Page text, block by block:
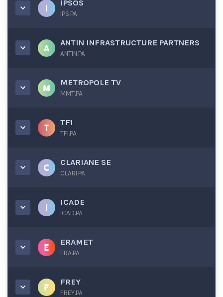
IPSOS
IPS.PA
ANTIN INFRASTRUCTURE PARTNERS
ANTIN.PA
METROPOLE TV
MMT.PA
TF1
TFI.PA
CLARIANE SE
CLARI.PA
ICADE
ICAD.PA
ERAMET
ERA.PA
FREY
FREY.PA